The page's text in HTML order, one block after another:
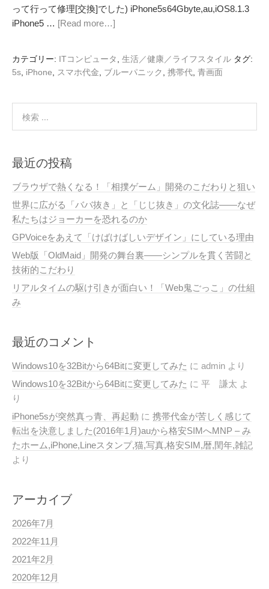
って行って修理[交換]でした) iPhone5s64Gbyte,au,iOS8.1.3
iPhone5 … [Read more…]
カテゴリー: ITコンピュータ 生活／健康／ライフスタイル タグ:
5s iPhone スマホ代金 ブルーパニック 携帯代 青画面
最近の投稿
ブラウザで熱くなる！「相撲ゲーム」開発のこだわりと狙い
世界に広がる「ババ抜き」と「じじ抜き」の文化誌——なぜ
私たちはジョーカーを恐れるのか
GPVoiceをあえて「けばけばしいデザイン」にしている理由
Web版「OldMaid」開発の舞台裏——シンプルを貫く苦闘と
技術的こだわり
リアルタイムの駆け引きが面白い！「Web鬼ごっこ」の仕組
み
最近のコメント
Windows10を32Bitから64Bitに変更してみた に admin より
Windows10を32Bitから64Bitに変更してみた に 平 謙太 よ
り
iPhone5sが突然真っ青、再起動 に 携帯代金が苦しく感じて
転出を決意しました(2016年1月)auから格安SIMへMNP – み
たホーム,iPhone,Lineスタンプ,猫,写真,格安SIM,暦,閏年,雑記
より
アーカイブ
2026年7月
2022年11月
2021年2月
2020年12月